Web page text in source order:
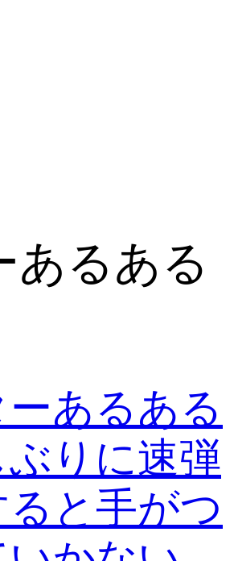
あるある
あるある
りに速弾
ると手がつ